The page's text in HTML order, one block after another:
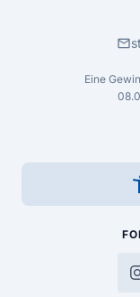
mail
Eine